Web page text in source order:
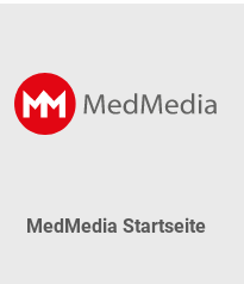
MedMedia Startseite